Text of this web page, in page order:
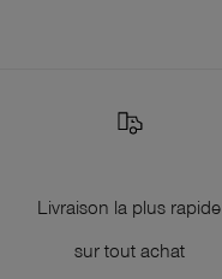
Livraison la plus rapide
sur tout achat